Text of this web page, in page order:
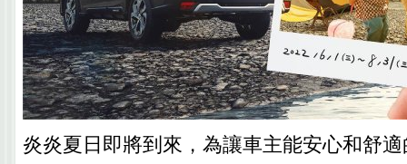
炎炎夏日即將到來，為讓車主能安心和舒